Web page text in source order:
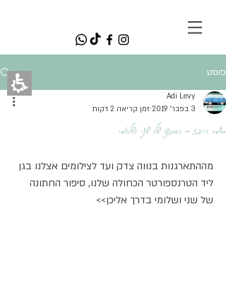
פוסט
סאמר וייבז - החתונה של שני ושלומי
Adi Levy
3 בפבר׳ 2019
זמן קריאה 2 דקות
מההתארגנות בנווה צדק ועד לצילומים אצלנו בגן
ליד הטרנספורטר הכחולה שלנו, סיפור החתונה
של שני ושלומי בדרך אליכן>>